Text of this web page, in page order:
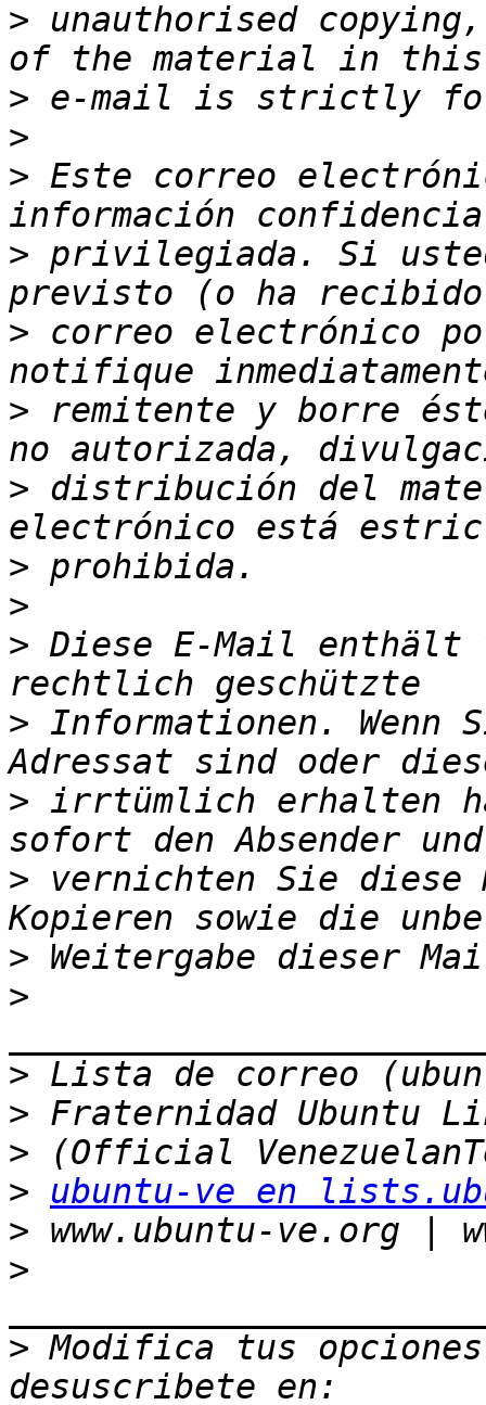
> unauthorised
>
>
> Este correo
> privilegiada. Si
> correo electrónico
> remitente y borre
> distribución del
>
>
> Diese E-Mail enthält
> Informationen.
> irrtümlich erhalten
> vernichten Sie diese
>
>
>
>
>
>
ubuntu-ve en
>
>
> Modifica tus